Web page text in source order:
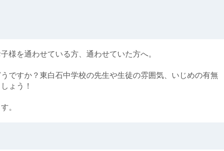
様を通わせている方、通わせていた方へ。
ですか？東白石中学校の先生や生徒の雰囲気、いじめの有無
ょう！
。